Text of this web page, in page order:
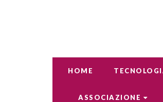
HOME
ASSOCIAZIONE